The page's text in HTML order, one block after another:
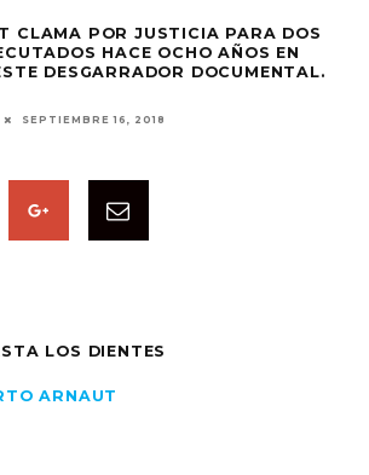
CLAMA POR JUSTICIA PARA DOS
HACE OCHO AÑOS EN
DESGARRADOR DOCUMENTAL.
SEPTIEMBRE 16, 2018
LOS DIENTES
ARNAUT